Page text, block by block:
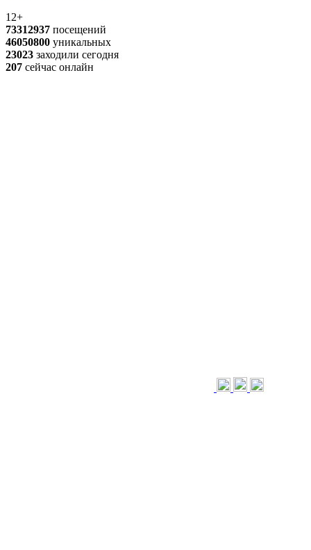
12+
73312937 посещений
46050800 уникальных
23023 заходили сегодня
207 сейчас онлайн